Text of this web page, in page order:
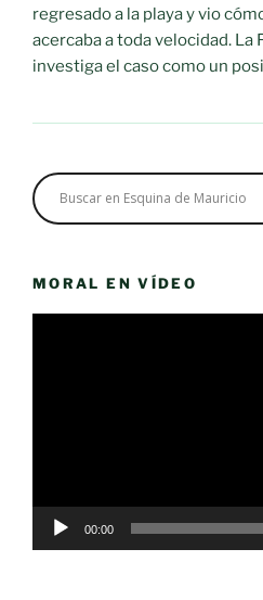
regresado a la playa y vio
acercaba a toda velocidad.
investiga el caso como un
MORAL EN VÍDEO
00:00